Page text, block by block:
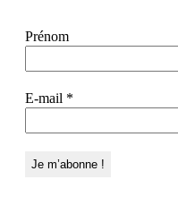
Prénom
E-mail *